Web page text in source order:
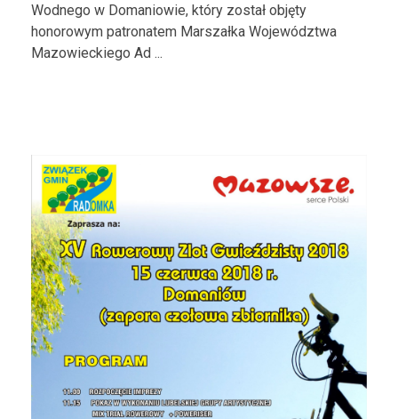
Wodnego w Domaniowie, który został objęty
honorowym patronatem Marszałka Województwa
Mazowieckiego Ad ...